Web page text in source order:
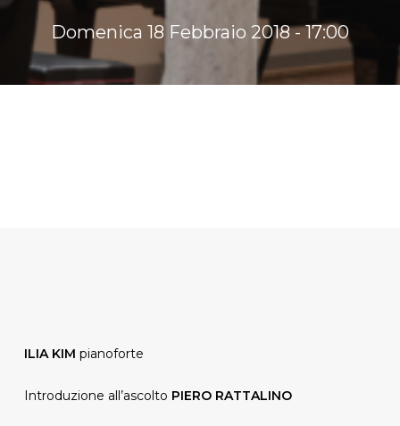
Domenica 18 Febbraio 2018 - 17:00
ILIA KIM pianoforte
Introduzione all’ascolto PIERO RATTALINO